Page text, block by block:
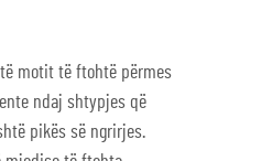
motit të ftohtë përmes
ndaj shtypjes që
pikës së ngrirjes.